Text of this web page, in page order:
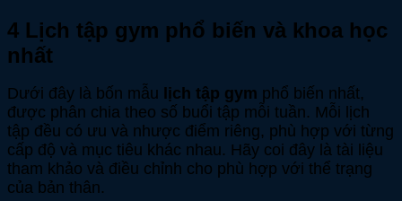
4 Lịch tập gym phổ biến và khoa học
nhất
Dưới đây là bốn mẫu lịch tập gym phổ biến nhất,
được phân chia theo số buổi tập mỗi tuần. Mỗi lịch
tập đều có ưu và nhược điểm riêng, phù hợp với từng
cấp độ và mục tiêu khác nhau. Hãy coi đây là tài liệu
tham khảo và điều chỉnh cho phù hợp với thể trạng
của bản thân.